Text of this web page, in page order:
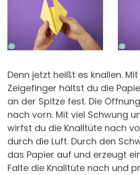
Denn jetzt heißt es knallen.
Zeigefinger hältst du die
an der Spitze fest. Die
nach vorn. Mit viel Schwung
wirfst du die Knalltüte nach
durch die Luft. Durch den
das Papier auf und erzeugt
Falte die Knalltüte nach und